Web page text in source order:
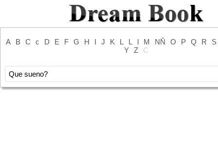
A B C c D E F G H I J K L L l M NŇ O P Q R
S
Y Z С